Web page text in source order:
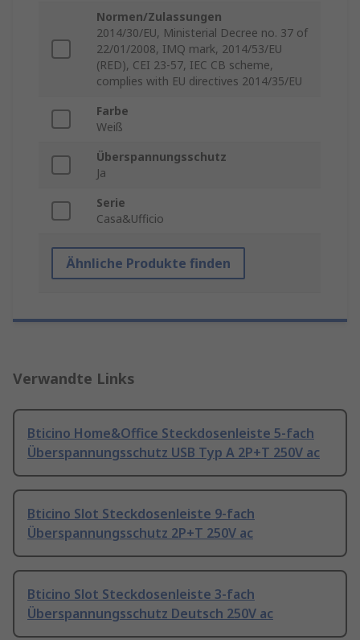
Normen/Zulassungen
2014/30/EU, Ministerial Decree no. 37 of
22/01/2008, IMQ mark, 2014/53/EU
(RED), CEI 23-57, IEC CB scheme,
complies with EU directives 2014/35/EU
Farbe
Weiß
Überspannungsschutz
Ja
Serie
Casa&Ufficio
Ähnliche Produkte finden
Verwandte Links
Bticino Home&Office Steckdosenleiste 5-fach
Überspannungsschutz USB Typ A 2P+T 250V ac
Bticino Slot Steckdosenleiste 9-fach
Überspannungsschutz 2P+T 250V ac
Bticino Slot Steckdosenleiste 3-fach
Überspannungsschutz Deutsch 250V ac